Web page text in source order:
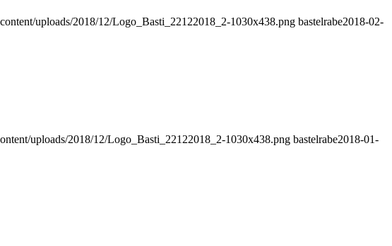
uploads/2018/12/Logo_Basti_22122018_2-1030x438.png bastelrabe2018-02-
uploads/2018/12/Logo_Basti_22122018_2-1030x438.png bastelrabe2018-01-